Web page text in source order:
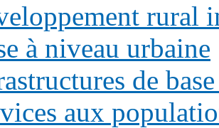
rural
à niveau urbaine
de
aux